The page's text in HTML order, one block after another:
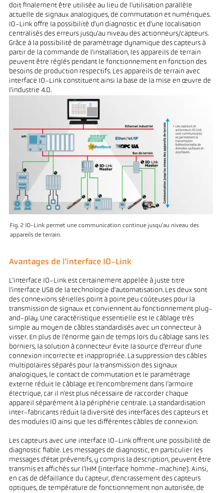
doit finalement être utilisée au lieu de l'utilisation parallèle
actuelle de signaux analogiques, de commutation et numériques.
IO-Link offre la possibilité d'un diagnostic et d'une localisation
centralisés des erreurs jusqu'au niveau des actionneurs/capteurs.
Grâce à la possibilité de paramétrage dynamique des capteurs à
partir de la commande de l'installation, les appareils de terrain
peuvent être réglés pendant le fonctionnement en fonction des
besoins de production respectifs. Les appareils de terrain avec
interface IO-Link constituent ainsi la base de la mise en œuvre de
l'industrie 4.0.
Fig. 2 IO-Link permet une communication continue jusqu'au niveau des
appareils de terrain.
Avantages de l'interface IO-Link
L'interface IO-Link est certainement appelée à juste titre
l'interface USB de la technologie d'automatisation. Les deux sont
des connexions sérielles point à point peu coûteuses pour la
transmission de signaux et conviennent au fonctionnement plug-
and-play. Une caractéristique essentielle est le câblage très
simple au moyen de câbles standardisés avec un connecteur à
visser. En plus de l'énorme gain de temps lors du câblage sans les
borniers, la solution à connecteur évite la source d'erreur d'une
connexion incorrecte et inappropriée. La suppression des câbles
multipolaires séparés pour la transmission des signaux
analogiques, le contact de commutation et le paramétrage
externe réduit le câblage et l'encombrement dans l'armoire
électrique, car il n'est plus nécessaire de raccorder chaque
appareil séparément à la périphérie centrale. La standardisation
inter-fabricants réduit la diversité des interfaces des capteurs et
des modules IO ainsi que les différentes câbles de connexion.
Les capteurs avec une interface IO-Link offrent une possibilité de
diagnostic fiable. Les messages de diagnostic, en particulier les
messages d'état préventifs, y compris la description, peuvent être
transmis et affichés sur l'IHM (interface homme-machine). Ainsi,
en cas de défaillance du capteur, d'encrassement des capteurs
optiques, de température de fonctionnement non autorisée, de